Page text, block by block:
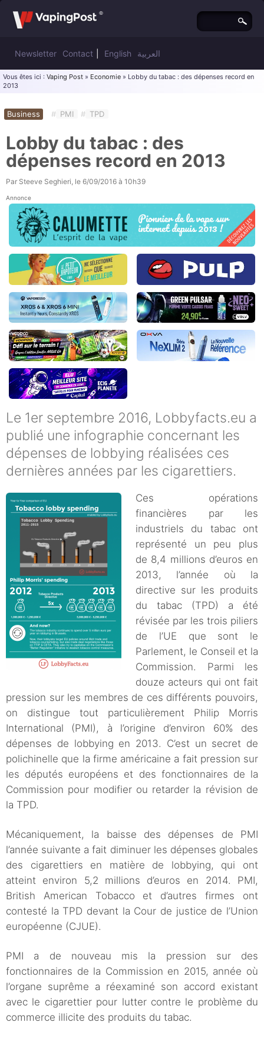
Newsletter Contact English العربية
Vous êtes ici : Vaping Post » Economie » Lobby du tabac : des dépenses record en
2013
Business # PMI # TPD
Lobby du tabac : des
dépenses record en 2013
Par Steeve Seghieri, le 6/09/2016 à 10h39
Annonce
Le 1er septembre 2016, Lobbyfacts.eu a
publié une infographie concernant les
dépenses de lobbying réalisées ces
dernières années par les cigarettiers.
Ces opérations
financières par les
industriels du tabac ont
représenté un peu plus
de 8,4 millions d’euros en
2013, l’année où la
directive sur les produits
du tabac (TPD) a été
révisée par les trois piliers
de l’UE que sont le
Parlement, le Conseil et la
Commission. Parmi les
douze acteurs qui ont fait
pression sur les membres de ces différents pouvoirs,
on distingue tout particulièrement Philip Morris
International (PMI), à l’origine d’environ 60% des
dépenses de lobbying en 2013. C’est un secret de
polichinelle que la firme américaine a fait pression sur
les députés européens et des fonctionnaires de la
Commission pour modifier ou retarder la révision de
la TPD.
Mécaniquement, la baisse des dépenses de PMI
l’année suivante a fait diminuer les dépenses globales
des cigarettiers en matière de lobbying, qui ont
atteint environ 5,2 millions d’euros en 2014. PMI,
British American Tobacco et d’autres firmes ont
contesté la TPD devant la Cour de justice de l’Union
européenne (CJUE).
PMI a de nouveau mis la pression sur des
fonctionnaires de la Commission en 2015, année où
l’organe suprême a réexaminé son accord existant
avec le cigarettier pour lutter contre le problème du
commerce illicite des produits du tabac.